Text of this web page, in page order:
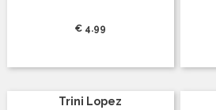
€ 4.99
Trini Lopez